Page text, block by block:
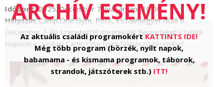
Időpont:2025. December 7. (vasárnap) 10:00
Helyszín:Camp One Gym, Pécs, Északmegyer dűlő 6.
December 7-én szeretettel meghívunk Benneteket Családi
Napunkra, a pécsi Camp One Gym falmászó terembe!
Az aktuális családi programokértKATTINTS IDE!
Még több program (börzék, nyílt napok,
babamama - és kismama programok, táborok,
strandok, játszóterek stb.) ITT!